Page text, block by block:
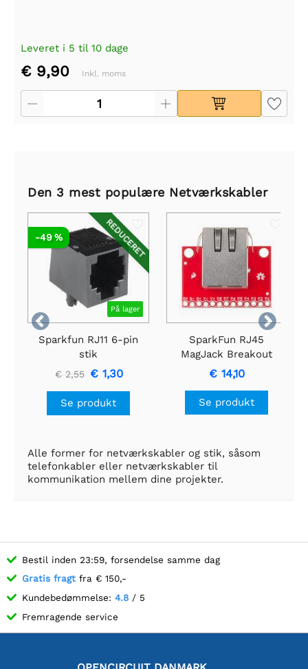
Leveret i 5 til 10 dage
€ 9,90 Inkl. moms
Den 3 mest populære Netværkskabler


REDUCERET
På lager
-49 %
Sparkfun RJ11 6-pin
stik
€ 2,55 € 1,30
Se produkt
SparkFun RJ45
MagJack Breakout
€ 14,10
Se produkt
Alle former for netværkskabler og stik, såsom
telefonkabler eller netværkskabler til
kommunikation mellem dine projekter.
Bestil inden 23:59, forsendelse samme dag
Gratis fragt fra € 150,-
Kundebedømmelse: 4.8 / 5
Fremragende service